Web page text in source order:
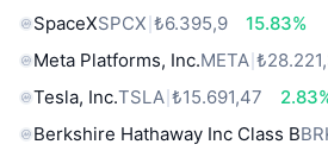
SpaceXSPCX ₺6.395,9
15.83%
Meta Platforms, Inc.META
Tesla, Inc.TSLA ₺15.691,47
Berkshire Hathaway Inc Class B